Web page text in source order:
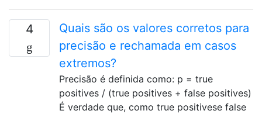
4
Quais são os valores corretos para
precisão e rechamada em casos
extremos?
Precisão é definida como: p = true
positives / (true positives + false positives)
É verdade que, como true positivese false